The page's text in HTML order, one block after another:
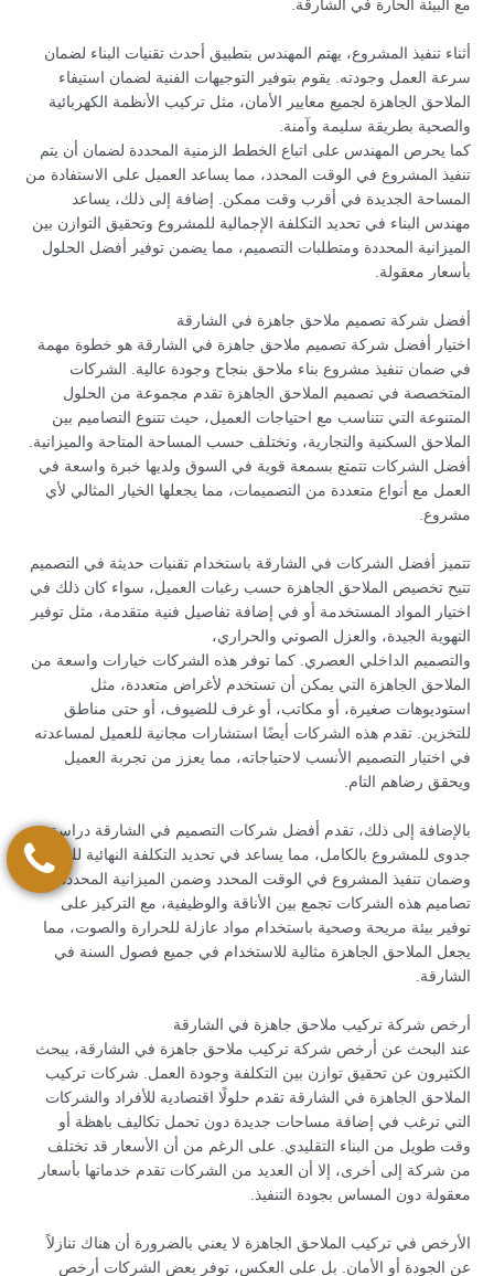
مع البيئة الحارة في الشارقة.
أثناء تنفيذ المشروع، يهتم المهندس بتطبيق أحدث تقنيات البناء لضمان
سرعة العمل وجودته. يقوم بتوفير التوجيهات الفنية لضمان استيفاء
الملاحق الجاهزة لجميع معايير الأمان، مثل تركيب الأنظمة الكهربائية
والصحية بطريقة سليمة وآمنة.
كما يحرص المهندس على اتباع الخطط الزمنية المحددة لضمان أن يتم
تنفيذ المشروع في الوقت المحدد، مما يساعد العميل على الاستفادة من
المساحة الجديدة في أقرب وقت ممكن. إضافة إلى ذلك، يساعد
مهندس البناء في تحديد التكلفة الإجمالية للمشروع وتحقيق التوازن بين
الميزانية المحددة ومتطلبات التصميم، مما يضمن توفير أفضل الحلول
بأسعار معقولة.
أفضل شركة تصميم ملاحق جاهزة في الشارقة
اختيار أفضل شركة تصميم ملاحق جاهزة في الشارقة هو خطوة مهمة
في ضمان تنفيذ مشروع بناء ملاحق بنجاح وجودة عالية. الشركات
المتخصصة في تصميم الملاحق الجاهزة تقدم مجموعة من الحلول
المتنوعة التي تتناسب مع احتياجات العميل، حيث تتنوع التصاميم بين
الملاحق السكنية والتجارية، وتختلف حسب المساحة المتاحة والميزانية.
أفضل الشركات تتمتع بسمعة قوية في السوق ولديها خبرة واسعة في
العمل مع أنواع متعددة من التصميمات، مما يجعلها الخيار المثالي لأي
مشروع.
تتميز أفضل الشركات في الشارقة باستخدام تقنيات حديثة في التصميم
تتيح تخصيص الملاحق الجاهزة حسب رغبات العميل، سواء كان ذلك في
اختيار المواد المستخدمة أو في إضافة تفاصيل فنية متقدمة، مثل توفير
التهوية الجيدة، والعزل الصوتي والحراري،
والتصميم الداخلي العصري. كما توفر هذه الشركات خيارات واسعة من
الملاحق الجاهزة التي يمكن أن تستخدم لأغراض متعددة، مثل
استوديوهات صغيرة، أو مكاتب، أو غرف للضيوف، أو حتى مناطق
للتخزين. تقدم هذه الشركات أيضًا استشارات مجانية للعميل لمساعدته
في اختيار التصميم الأنسب لاحتياجاته، مما يعزز من تجربة العميل
ويحقق رضاهم التام.
بالإضافة إلى ذلك، تقدم أفضل شركات التصميم في الشارقة دراسة
جدوى للمشروع بالكامل، مما يساعد في تحديد التكلفة النهائية للمشروع
وضمان تنفيذ المشروع في الوقت المحدد وضمن الميزانية المحددة.
تصاميم هذه الشركات تجمع بين الأناقة والوظيفية، مع التركيز على
توفير بيئة مريحة وصحية باستخدام مواد عازلة للحرارة والصوت، مما
يجعل الملاحق الجاهزة مثالية للاستخدام في جميع فصول السنة في
الشارقة.
أرخص شركة تركيب ملاحق جاهزة في الشارقة
عند البحث عن أرخص شركة تركيب ملاحق جاهزة في الشارقة، يبحث
الكثيرون عن تحقيق توازن بين التكلفة وجودة العمل. شركات تركيب
الملاحق الجاهزة في الشارقة تقدم حلولًا اقتصادية للأفراد والشركات
التي ترغب في إضافة مساحات جديدة دون تحمل تكاليف باهظة أو
وقت طويل من البناء التقليدي. على الرغم من أن الأسعار قد تختلف
من شركة إلى أخرى، إلا أن العديد من الشركات تقدم خدماتها بأسعار
معقولة دون المساس بجودة التنفيذ.
الأرخص في تركيب الملاحق الجاهزة لا يعني بالضرورة أن هناك تنازلاً
عن الجودة أو الأمان. بل على العكس، توفر بعض الشركات أرخص